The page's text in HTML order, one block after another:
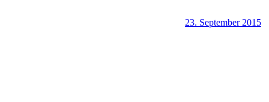
23. September 2015